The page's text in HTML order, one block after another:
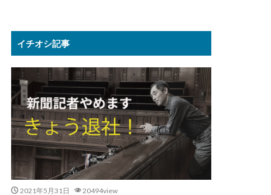
イチオシ記事
2021年5月31日 20494view